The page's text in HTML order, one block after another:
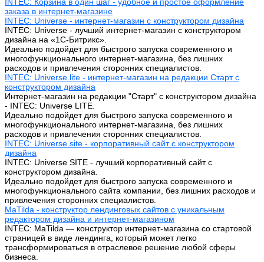
заказа в интернет-магазине
INTEC: Universe - интернет-магазин с конструктором дизайна
INTEC: Universe - лучший интернет-магазин с конструктором
дизайна на «1C-Битрикс».
Идеально подойдет для быстрого запуска современного и
многофункционального интернет-магазина, без лишних
расходов и привлечения сторонних специалистов.
INTEC: Universe.lite - интернет-магазин на редакции Старт с
конструктором дизайна
Интернет-магазин на редакции "Старт" с конструктором дизайна
- INTEC: Universe LITE.
Идеально подойдет для быстрого запуска современного и
многофункционального интернет-магазина, без лишних
расходов и привлечения сторонних специалистов.
INTEC: Universe.site - корпоративный сайт с конструктором
дизайна
INTEC: Universe SITE - лучший корпоративный сайт с
конструктором дизайна.
Идеально подойдет для быстрого запуска современного и
многофункционального сайта компании, без лишних расходов и
привлечения сторонних специалистов.
MaTilda - конструктор лендинговых сайтов с уникальным
редактором дизайна и интернет-магазином
INTEC: MaTilda — конструктор интернет-магазина со стартовой
страницей в виде лендинга, который может легко
трансформироваться в отраслевое решение любой сферы
бизнеса.